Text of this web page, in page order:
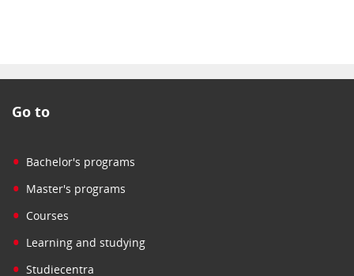
Go to
• Bachelor's programs
• Master's programs
• Courses
• Learning and studying
• Studiecentra